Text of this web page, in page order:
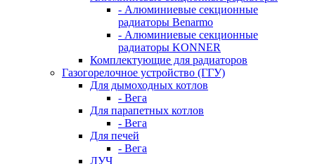
- Алюминиевые секционные
радиаторы Benarmo
- Алюминиевые секционные
радиаторы KONNER
Комплектующие для радиаторов
Газогорелочное устройство (ГГУ)
Для дымоходных котлов
- Вега
Для парапетных котлов
- Вега
Для печей
- Вега
ЛУЧ